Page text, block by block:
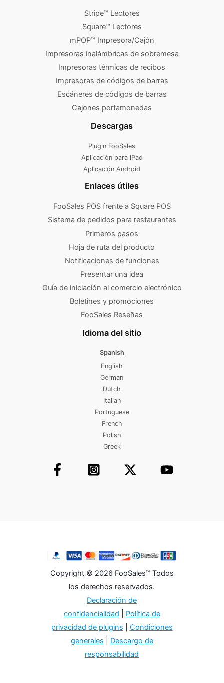
Stripe™ Lectores
Square™ Lectores
mPOP™ Impresora/Cajón
Impresoras inalámbricas de sobremesa
Impresoras térmicas de recibos
Impresoras de códigos de barras
Escáneres de códigos de barras
Cajones portamonedas
Descargas
Plugin FooSales
Aplicación para iPad
Aplicación Android
Enlaces útiles
FooSales POS frente a Square POS
Sistema de pedidos para restaurantes
Primeros pasos
Hoja de ruta del producto
Notificaciones de funciones
Presentar una idea
Guía de iniciación al comercio electrónico
Boletines y promociones
FooSales Reseñas
Idioma del sitio
Spanish
English
German
Dutch
Italian
Portuguese
French
Polish
Greek
Copyright © 2026 FooSales™ Todos
los derechos reservados.
Declaración de
confidencialidad
Política de
privacidad de plugins
Condiciones
generales
Descargo de
responsabilidad